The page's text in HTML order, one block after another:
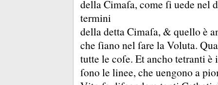
della Cimaſa, come ſi uede nel
termini
della detta Cimaſa, & quello è
che ſiano nel ſare la Voluta.
tutte le coſe. Et ancho tetranti è
ſono le linee, che uengono a